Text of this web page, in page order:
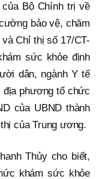
Bộ Chính trị về
bảo vệ, chăm
Chỉ thị số 17/CT-
sức khỏe định
dân, ngành Y tế
địa phương tổ chức
của UBND thành
của Trung ương.
Thủy cho biết,
khám sức khỏe